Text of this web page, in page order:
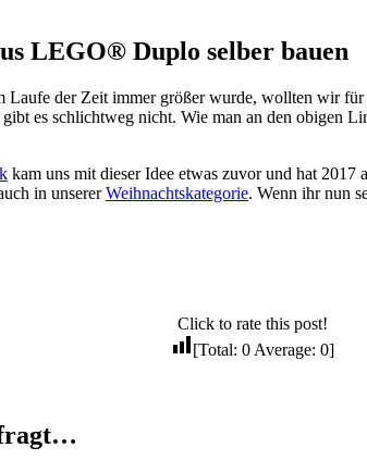
LEGO® Duplo selber bauen
der Zeit immer größer wurde, wollten wir
es schlichtweg nicht. Wie man an den obigen
kam uns mit dieser Idee etwas zuvor und hat
in unsererWeihnachtskategorie. Wenn ihr nun
Click to rate this post!
[Total: 0 Average: 0]